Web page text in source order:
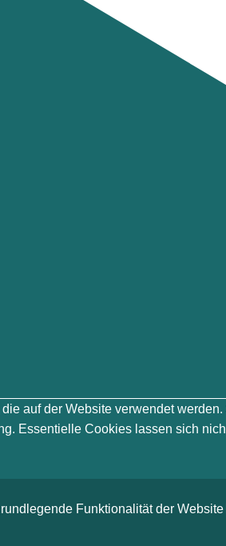
auf der Website verwendet
Essentielle Cookies lassen sich
Funktionalität der Website